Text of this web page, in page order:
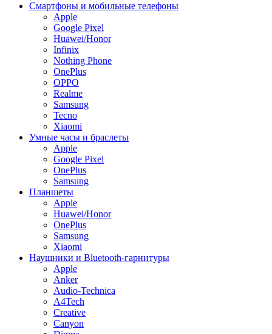
Смартфоны и мобильные телефоны
Apple
Google Pixel
Huawei/Honor
Infinix
Nothing Phone
OnePlus
OPPO
Realme
Samsung
Tecno
Xiaomi
Умные часы и браслеты
Apple
Google Pixel
OnePlus
Samsung
Планшеты
Apple
Huawei/Honor
OnePlus
Samsung
Xiaomi
Наушники и Bluetooth-гарнитуры
Apple
Anker
Audio-Technica
A4Tech
Creative
Canyon